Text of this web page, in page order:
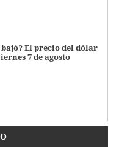
bajó? El precio del dólar
7 de agosto